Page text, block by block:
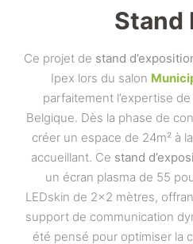
Stand
Ce projet de stand
Ipex lors du salon
parfaitement l’expertise
Belgique. Dès la phase de
créer un espace de 24m² à
accueillant. Ce stand
un écran plasma de 55
LEDskin de 2×2 mètres,
support de communication
été pensé pour optimiser la